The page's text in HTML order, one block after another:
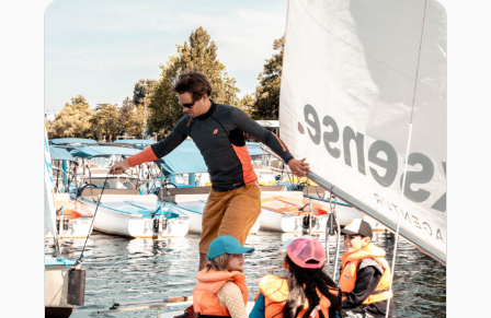
Zur Detailseite von Schulausflüge am Wasser am